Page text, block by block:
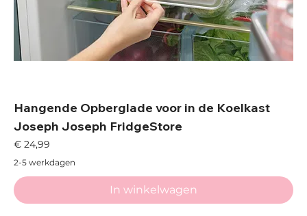
Hangende Opberglade voor in de Koelkast
Joseph Joseph FridgeStore
Prijs
€ 24,99
2-5 werkdagen
In winkelwagen